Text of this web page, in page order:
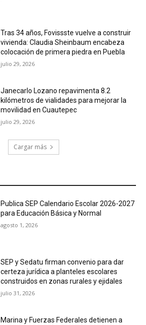
Tras 34 años, Fovissste vuelve a construir
vivienda: Claudia Sheinbaum encabeza
colocación de primera piedra en Puebla
julio 29, 2026
Janecarlo Lozano repavimenta 8.2
kilómetros de vialidades para mejorar la
movilidad en Cuautepec
julio 29, 2026
Cargar más
Publica SEP Calendario Escolar 2026-2027
para Educación Básica y Normal
agosto 1, 2026
SEP y Sedatu firman convenio para dar
certeza jurídica a planteles escolares
construidos en zonas rurales y ejidales
julio 31, 2026
Marina y Fuerzas Federales detienen a